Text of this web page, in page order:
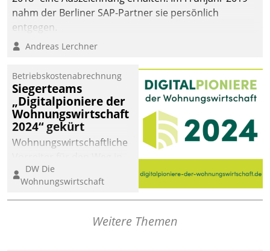
nahm der Berliner SAP-Partner sie persönlich
entgegen.
Andreas Lerchner
Betriebskostenabrechnung
Siegerteams
„Digitalpioniere der
Wohnungswirtschaft
2024“ gekürt
Wohnungswirtschaftliche
eine digitale Zukunft zu
finden, ist das Ziel des
Awards „Digitalpioniere
Wohnungswirtschaft“.
DW Die
Wohnungswirtschaft
Weitere Themen